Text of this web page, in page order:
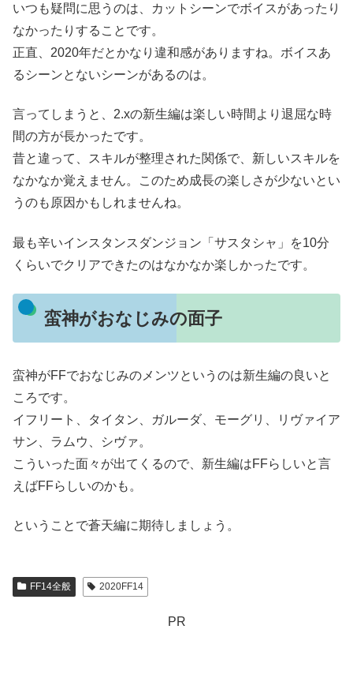
いつも疑問に思うのは、カットシーンでボイスがあったり
なかったりすることです。
正直、2020年だとかなり違和感がありますね。ボイスあ
るシーンとないシーンがあるのは。
言ってしまうと、2.xの新生編は楽しい時間より退屈な時
間の方が長かったです。
昔と違って、スキルが整理された関係で、新しいスキルを
なかなか覚えません。このため成長の楽しさが少ないとい
うのも原因かもしれませんね。
最も辛いインスタンスダンジョン「サスタシャ」を10分
くらいでクリアできたのはなかなか楽しかったです。
蛮神がおなじみの面子
蛮神がFFでおなじみのメンツというのは新生編の良いと
ころです。
イフリート、タイタン、ガルーダ、モーグリ、リヴァイア
サン、ラムウ、シヴァ。
こういった面々が出てくるので、新生編はFFらしいと言
えばFFらしいのかも。
ということで蒼天編に期待しましょう。
FF14全般 2020FF14
PR